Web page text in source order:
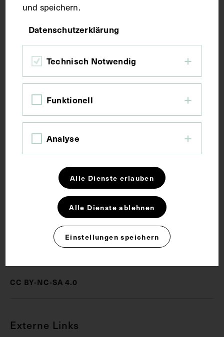
Bildmaß 12,6 x 17,8 cm
Kurzbeschreibung
An der ehemaligen Universitätsklinik für
Gastroenterologie und Hepatologie im Hof 9 des
Alten AKH angebracht.
Schlagwörter
Geburtshilfe Gynäkologie
CC BY-NC-SA 4.0
Externe Links
und speichern.
Datenschutzerklärung
Technisch Notwendig
Funktionell
Analyse
Alle Dienste erlauben
Alle Dienste ablehnen
Einstellungen speichern